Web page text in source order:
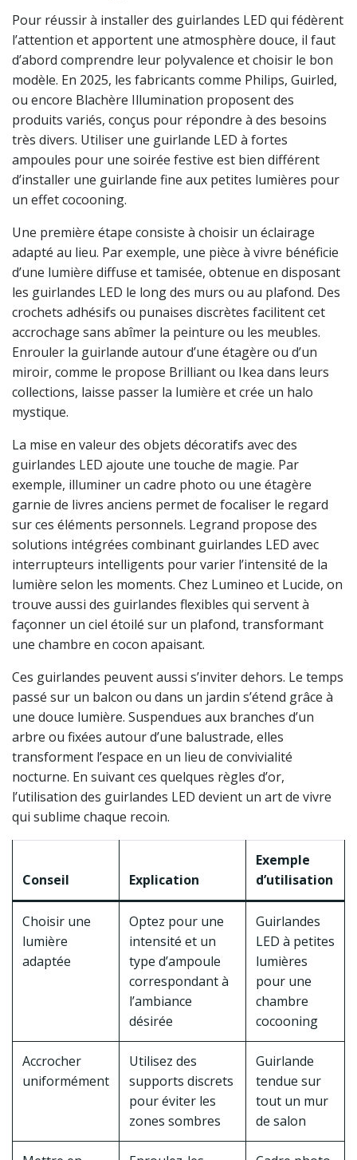
Pour réussir à installer des guirlandes LED qui fédèrent
l’attention et apportent une atmosphère douce, il faut
d’abord comprendre leur polyvalence et choisir le bon
modèle. En 2025, les fabricants comme Philips, Guirled,
ou encore Blachère Illumination proposent des
produits variés, conçus pour répondre à des besoins
très divers. Utiliser une guirlande LED à fortes
ampoules pour une soirée festive est bien différent
d’installer une guirlande fine aux petites lumières pour
un effet cocooning.
Une première étape consiste à choisir un éclairage
adapté au lieu. Par exemple, une pièce à vivre bénéficie
d’une lumière diffuse et tamisée, obtenue en disposant
les guirlandes LED le long des murs ou au plafond. Des
crochets adhésifs ou punaises discrètes facilitent cet
accrochage sans abîmer la peinture ou les meubles.
Enrouler la guirlande autour d’une étagère ou d’un
miroir, comme le propose Brilliant ou Ikea dans leurs
collections, laisse passer la lumière et crée un halo
mystique.
La mise en valeur des objets décoratifs avec des
guirlandes LED ajoute une touche de magie. Par
exemple, illuminer un cadre photo ou une étagère
garnie de livres anciens permet de focaliser le regard
sur ces éléments personnels. Legrand propose des
solutions intégrées combinant guirlandes LED avec
interrupteurs intelligents pour varier l’intensité de la
lumière selon les moments. Chez Lumineo et Lucide, on
trouve aussi des guirlandes flexibles qui servent à
façonner un ciel étoilé sur un plafond, transformant
une chambre en cocon apaisant.
Ces guirlandes peuvent aussi s’inviter dehors. Le temps
passé sur un balcon ou dans un jardin s’étend grâce à
une douce lumière. Suspendues aux branches d’un
arbre ou fixées autour d’une balustrade, elles
transforment l’espace en un lieu de convivialité
nocturne. En suivant ces quelques règles d’or,
l’utilisation des guirlandes LED devient un art de vivre
qui sublime chaque recoin.
Conseil Explication
Exemple
d’utilisation
Choisir une
lumière
adaptée
Optez pour une
intensité et un
type d’ampoule
correspondant à
l’ambiance
désirée
Guirlandes
LED à petites
lumières
pour une
chambre
cocooning
Accrocher
uniformément
Utilisez des
supports discrets
pour éviter les
zones sombres
Guirlande
tendue sur
tout un mur
de salon